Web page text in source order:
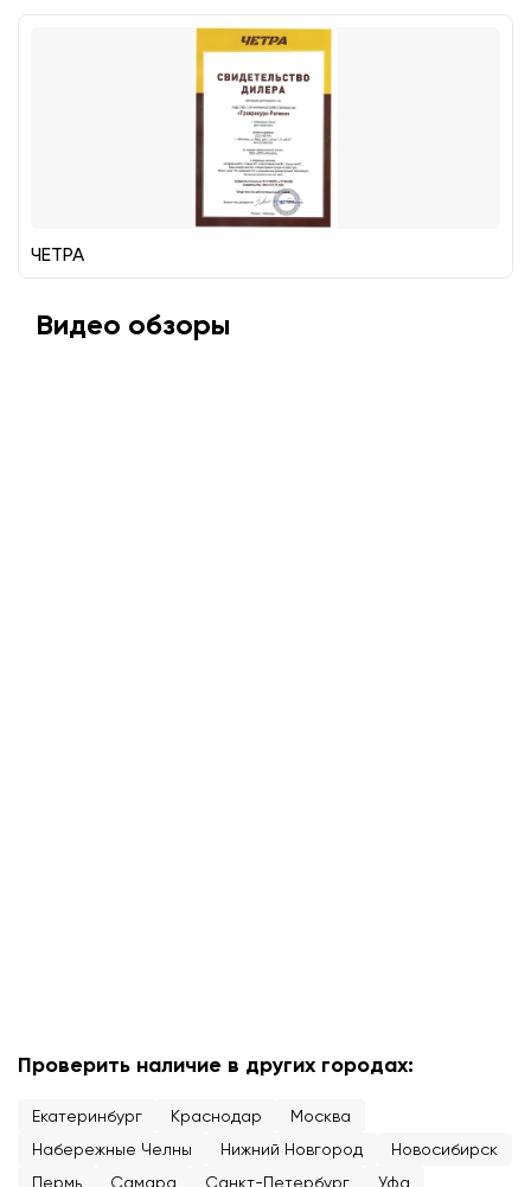
ЧЕТРА
Видео обзоры
Проверить наличие в других городах:
Екатеринбург Краснодар
Москва
Набережные Челны
Нижний Новгород
Новосибирск
Пермь
Самара Санкт-Петербург Уфа